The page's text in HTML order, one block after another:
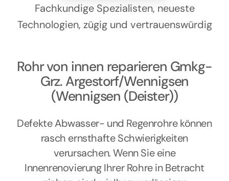
Fachkundige Spezialisten, neueste
Technologien, zügig und vertrauenswürdig
Rohr von innen reparieren Gmkg-
Grz. Argestorf/Wennigsen
(Wennigsen (Deister))
Defekte Abwasser- und Regenrohre können
rasch ernsthafte Schwierigkeiten
verursachen. Wenn Sie eine
Innenrenovierung Ihrer Rohre in Betracht